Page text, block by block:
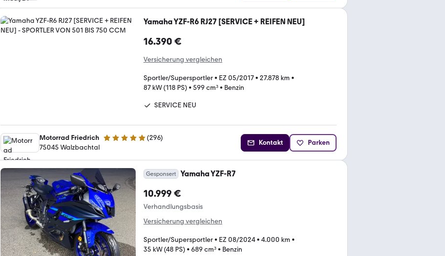
Yamaha YZF-R6 RJ27 [SERVICE + REIFEN NEU]
16.390 €
Versicherung vergleichen
Sportler/Supersportler• EZ 05/2017• 27.878 km •
87 kW (118 PS) • 599 cm³• Benzin
SERVICE NEU
Motorrad Friedrich 4.8 Sterne (296)
75045 Walzbachtal
Kontakt Parken
Gesponsert Yamaha YZF-R7
10.999 €
Verhandlungsbasis
Versicherung vergleichen
Sportler/Supersportler• EZ 08/2024• 4.000 km •
35 kW (48 PS) • 689 cm³• Benzin